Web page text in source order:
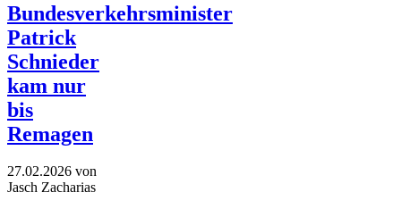
Bundesverkehrsminister
Patrick
Schnieder
kam nur
bis
Remagen
27.02.2026 von
Jasch Zacharias